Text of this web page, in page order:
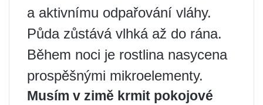
a aktivnímu odpařování vláhy.
Půda zůstává vlhká až do rána.
Během noci je rostlina nasycena
prospěšnými mikroelementy.
Musím v zimě krmit pokojové